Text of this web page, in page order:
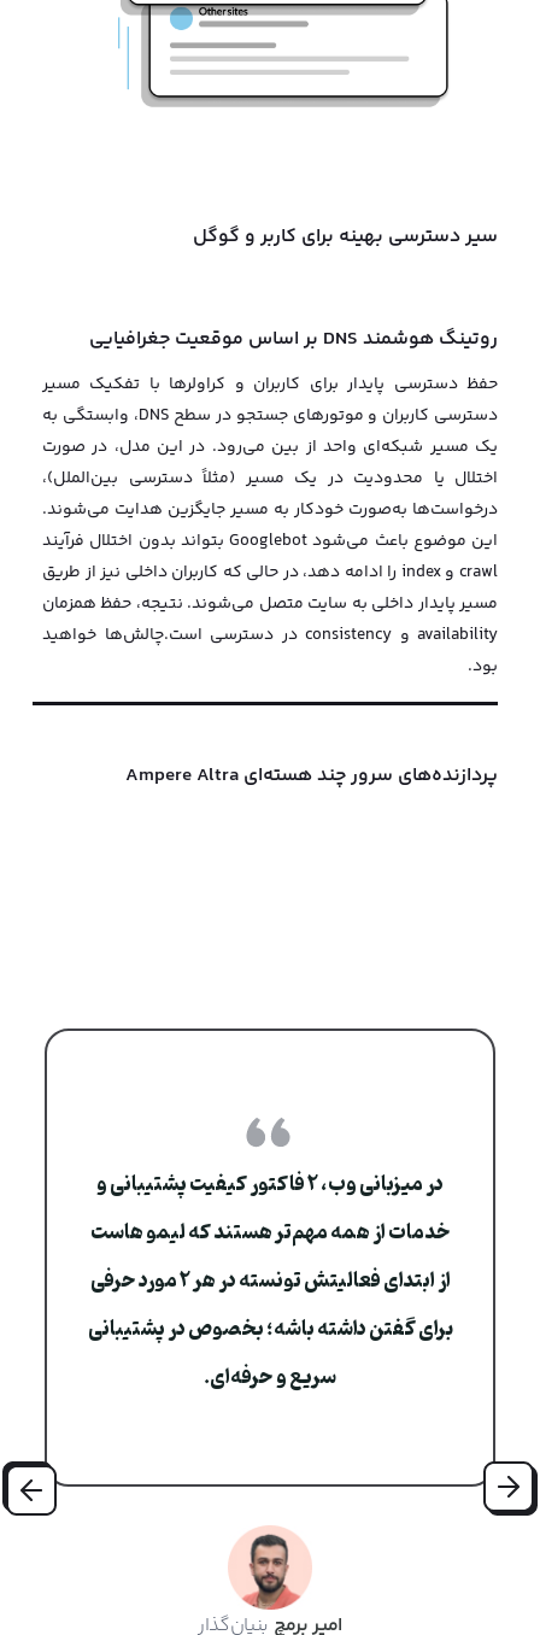
سیر دسترسی بهینه برای کاربر و گوگل
مستقیماً روی crawl budget، index شدن صفحات و تجربه کاربری
تأثیر می‌گذارد.با استفاده از GEO DNS: کاربران داخلی به سرور
ایران هدایت می‌شوند تا دسترسی سریع و پایدار داشته باشند
گوگل و کاربران خارج بدون محدودیت به سرور خارجی متصل
می‌شوند مسیرهای دسترسی بر اساس موقعیت جغرافیایی
به‌صورت real-time مدیریت می‌شود این ساختار باعث می‌شود
سایت شما حتی در شرایط محدودیت، عملکردی پایدار و قابل
پیش‌بینی داشته باشد.
روتینگ هوشمند DNS بر اساس موقعیت جغرافیایی
پردازنده‌های سرور چند هسته‌ای Ampere Altra
در میزبانی وب، ۲ فاکتور کیفیت پشتیبانی و
خدمات از همه مهم‌تر هستند که لیمو هاست
از ابتدای فعالیتش تونسته در هر ۲ مورد حرفی
برای گفتن داشته باشه؛ بخصوص در پشتیبانی
سریع و حرفه‌ای.
امیر برمچ بنیان‌گذار